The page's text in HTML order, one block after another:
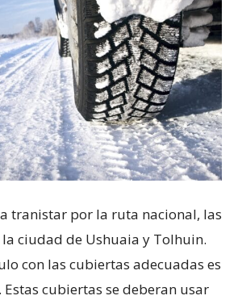
tranistar por la ruta nacional, las
ciudad de Ushuaia y Tolhuin.
con las cubiertas adecuadas es
cubiertas se deberan usar